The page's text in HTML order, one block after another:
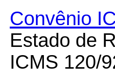
Convênio
Estado de
ICMS 120/